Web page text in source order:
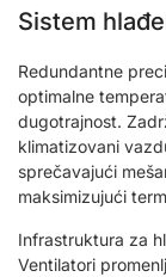
Sistem
Redundantne
optimalne
dugotrajnost.
klimatizovani
sprečavajući
maksimizujući
Infrastruktura za
Ventilatori